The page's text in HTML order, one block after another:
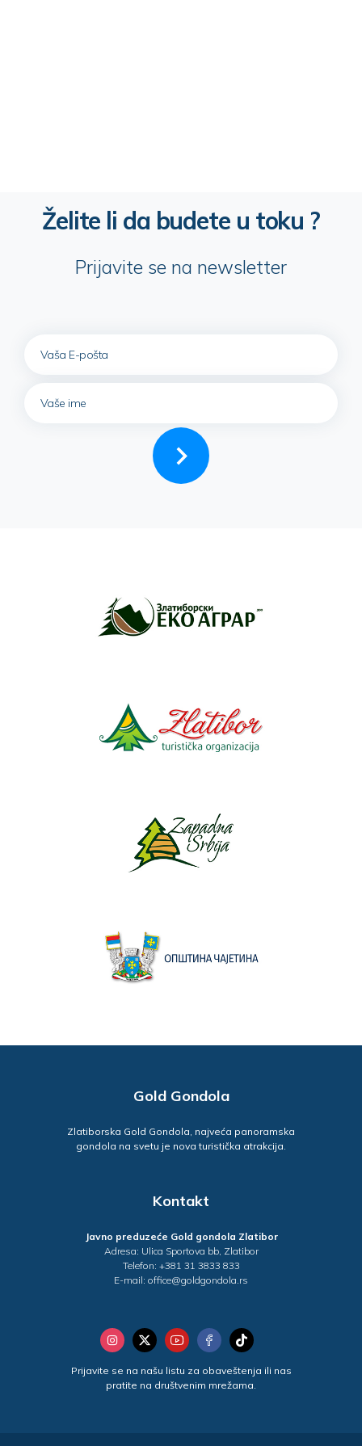
Želite li da budete u toku ?
Prijavite se na newsletter
Gold Gondola
Zlatiborska Gold Gondola, najveća panoramska
gondola na svetu je nova turistička atrakcija.
Kontakt
Javno preduzeće Gold gondola Zlatibor
Adresa: Ulica Sportova bb, Zlatibor
Telefon: +381 31 3833 833
E-mail: office@goldgondola.rs
Prijavite se na našu listu za obaveštenja ili nas
pratite na društvenim mrežama.